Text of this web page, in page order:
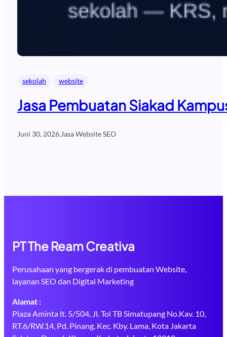
sekolah website
Jasa Pembuatan Siakad
Juni 30, 2026.Jasa Website SEO
PT The Ream Creativa
Perusahaan yang bergerak di pembuatan Website,
layanan SEO dan Digital Marketing
Alamat :
Plaza Aminta lt. 5/504, Jl. Tol TB Simatupang No.Kav. 10,
RT.6/RW.14, Pd. Pinang, Kec. Kby. Lama, Kota Jakarta